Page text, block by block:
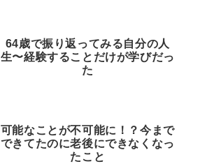
64歳で振り返ってみる自分の人
生〜経験することだけが学びだっ
た
可能なことが不可能に！？今まで
できてたのに老後にできなくなっ
たこと